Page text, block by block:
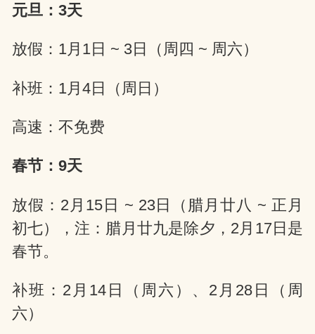
元旦：3天
放假：1月1日 ~ 3日（周四 ~ 周六）
补班：1月4日（周日）
高速：不免费
春节：9天
放假：2月15日 ~ 23日（腊月廿八 ~ 正月
初七），注：腊月廿九是除夕，2月17日是
春节。
补班：2月14日（周六）、2月28日（周
六）